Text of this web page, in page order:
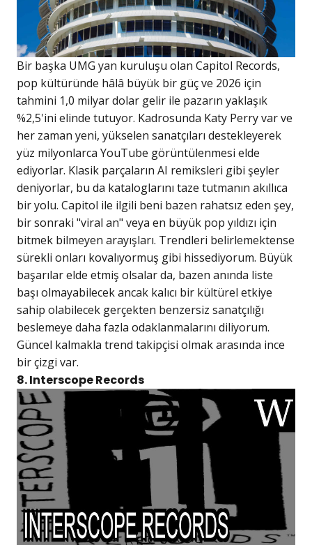
Bir başka UMG yan kuruluşu olan Capitol Records,
pop kültüründe hâlâ büyük bir güç ve 2026 için
tahmini 1,0 milyar dolar gelir ile pazarın yaklaşık
%2,5'ini elinde tutuyor. Kadrosunda Katy Perry var ve
her zaman yeni, yükselen sanatçıları destekleyerek
yüz milyonlarca YouTube görüntülenmesi elde
ediyorlar. Klasik parçaların AI remiksleri gibi şeyler
deniyorlar, bu da kataloglarını taze tutmanın akıllıca
bir yolu. Capitol ile ilgili beni bazen rahatsız eden şey,
bir sonraki "viral an" veya en büyük pop yıldızı için
bitmek bilmeyen arayışları. Trendleri belirlemektense
sürekli onları kovalıyormuş gibi hissediyorum. Büyük
başarılar elde etmiş olsalar da, bazen anında liste
başı olmayabilecek ancak kalıcı bir kültürel etkiye
sahip olabilecek gerçekten benzersiz sanatçılığı
beslemeye daha fazla odaklanmalarını diliyorum.
Güncel kalmakla trend takipçisi olmak arasında ince
bir çizgi var.
8. Interscope Records